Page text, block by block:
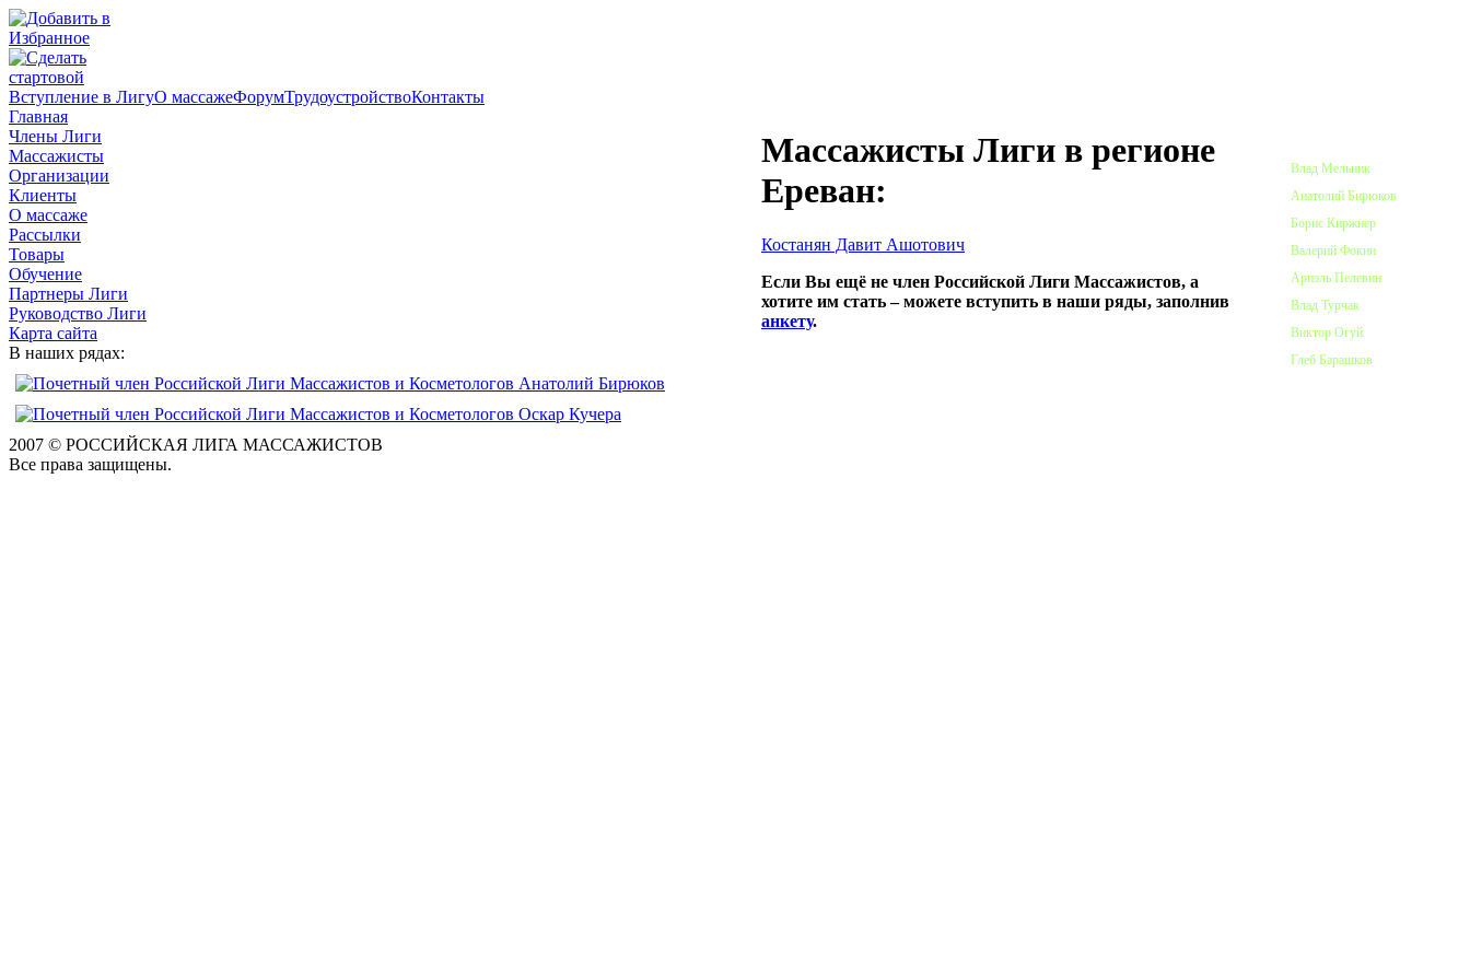
Вступление в ЛигуО массажеФорумТрудоустройствоКонтакты
Главная
Члены Лиги
Массажисты
Организации
Клиенты
О массаже
Рассылки
Товары
Обучение
Партнеры Лиги
Руководство Лиги
Карта сайта
В наших рядах:
2007 © РОССИЙСКАЯ ЛИГА МАССАЖИСТОВ
Все права защищены.
Массажисты Лиги в регионе
Ереван:
Костанян Давит Ашотович
Если Вы ещё не член Российской Лиги Массажистов, а
хотите им стать – можете вступить в наши ряды, заполнив
анкету.
Влад Мельник
Анатолий Бирюков
Борис Киржнер
Валерий Фокин
Ариэль Пелевин
Влад Турчак
Виктор Огуй
Глеб Барашков